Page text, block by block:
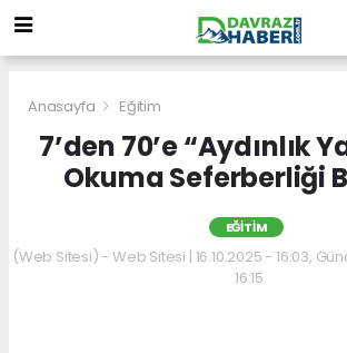
Anasayfa Eğitim
7’den 70’e “Aydınlık
Okuma Seferberliği
EĞITIM
(Web Sitesi) - Web Sitesi | 16.10.2025 - 16:03,
16:15